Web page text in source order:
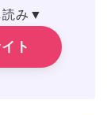
読み▼
ト